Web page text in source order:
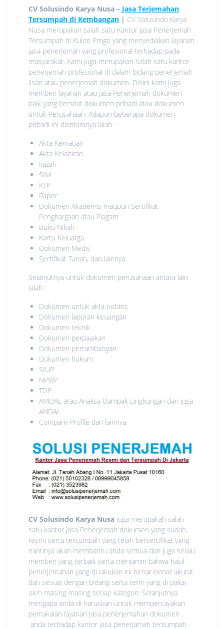
CV Solusindo Karya Nusa – Jasa Terjemahan
Tersumpah di Kembangan | CV Solusindo Karya
Nusa merupakan salah satu Kantor Jasa Penerjemah
Tersumpah di Kulon Progo yang menyediakan layanan
jasa penerjemah yang profesional terhadap pada
masyarakat. Kami juga merupakan salah satu kantor
penerjemah profesional di dalam bidang penerjemah
lisan atau penerjemah dokumen. Disini kami juga
memberi layanan atau jasa Penerjemah dokumen
baik yang bersifat dokumen pribadi atau dokumen
untuk Perusahaan. Adapun beberapa dokumen
pribadi ini diantaranya ialah :
Akta Kematian
Akta Kelahiran
Ijazah
SIM
KTP
Rapor
Dokumen Akademis maupun Sertifikat
Penghargaan atau Piagam
Buku Nikah
Kartu Keluarga
Dokumen Medis
Sertifikat Tanah, dan lainnya.
Selanjutnya untuk dokumen perusahaan antara lain
ialah :
Dokumen untuk akta notaris
Dokumen laporan keuangan
Dokumen teknik
Dokumen perpajakan
Dokumen pertambangan
Dokumen hukum
SIUP
NPWP
TDP
AMDAL atau Analisa Dampak Lingkungan dan juga
ANDAL
Company Profile dan lainnya.
CV Solusindo Karya Nusa juga merupakah salah
satu kantor jasa Penerjemah dokumen yang sudah
resmi serta tersumpah yang telah bersertifikat yang
nantinya akan membantu anda semua dan juga selalu
memberi yang terbaik serta menjamin bahwa hasil
penerjemahan yang di lakukan ini benar-benar akurat
dan sesuai dengan bidang serta term yang di pakai
oleh masing-masing setiap kategori. Selanjutnya
mengapa anda di haruskan untuk mempercayakan
pemakaian layanan jasa penerjemahan dokumen
anda terhadap kantor jasa penerjamah tersumpah